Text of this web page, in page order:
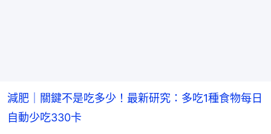
減肥｜關鍵不是吃多少！最新研究：多吃1種食物每日
自動少吃330卡